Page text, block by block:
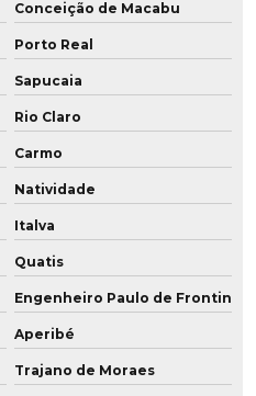
grafeno
para empilhadeira
dureza
Conceição de Macabu
Porto Real
Sapucaia
Rio Claro
Carmo
Natividade
Italva
Quatis
Engenheiro Paulo de Frontin
Aperibé
Trajano de Moraes